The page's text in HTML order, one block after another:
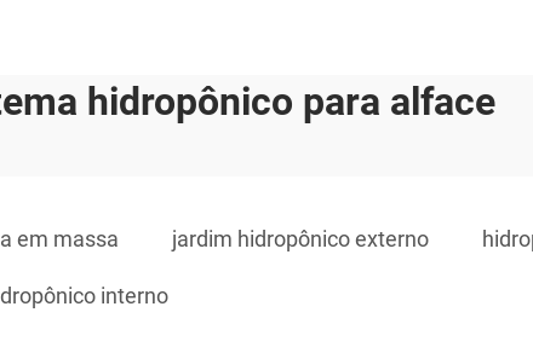
hidropônico para alface
em massa jardim hidropônico externo
interno